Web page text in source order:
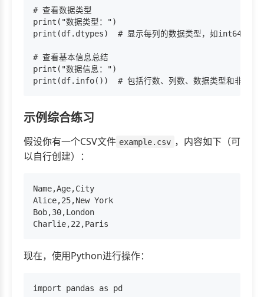
# 查看数据类型
print("数据类型：")
print(df.dtypes)  # 显示每列的数据类型，如int64、
# 查看基本信息总结
print("数据信息：")
示例综合练习
假设你有一个CSV文件 example.csv ，内容如下（可
以自行创建）：
Name,Age,City
Alice,25,New York
Bob,30,London
现在，使用Python进行操作：
import pandas as pd